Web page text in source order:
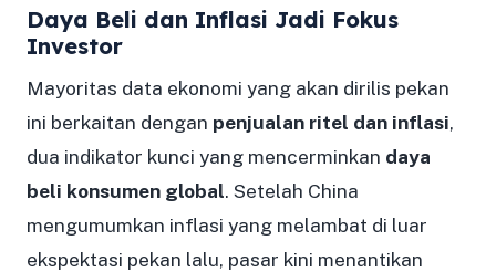
Daya Beli dan Inflasi Jadi Fokus
Investor
Mayoritas data ekonomi yang akan dirilis pekan
ini berkaitan dengan penjualan ritel dan inflasi,
dua indikator kunci yang mencerminkan daya
beli konsumen global. Setelah China
mengumumkan inflasi yang melambat di luar
ekspektasi pekan lalu, pasar kini menantikan